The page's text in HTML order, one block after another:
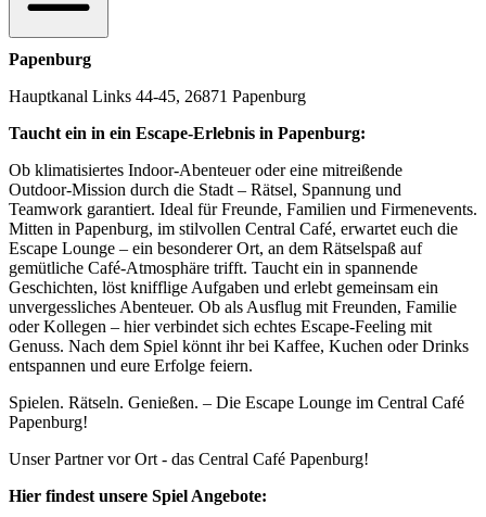
Papenburg
Hauptkanal Links 44-45, 26871 Papenburg
Taucht ein in ein Escape‑Erlebnis in Papenburg:
Ob klimatisiertes Indoor‑Abenteuer oder eine mitreißende
Outdoor‑Mission durch die Stadt – Rätsel, Spannung und
Teamwork garantiert. Ideal für Freunde, Familien und Firmenevents.
Mitten in Papenburg, im stilvollen Central Café, erwartet euch die
Escape Lounge – ein besonderer Ort, an dem Rätselspaß auf
gemütliche Café-Atmosphäre trifft. Taucht ein in spannende
Geschichten, löst knifflige Aufgaben und erlebt gemeinsam ein
unvergessliches Abenteuer. Ob als Ausflug mit Freunden, Familie
oder Kollegen – hier verbindet sich echtes Escape-Feeling mit
Genuss. Nach dem Spiel könnt ihr bei Kaffee, Kuchen oder Drinks
entspannen und eure Erfolge feiern.
Spielen. Rätseln. Genießen. – Die Escape Lounge im Central Café
Papenburg!
Unser Partner vor Ort - das Central Café Papenburg!
Hier findest unsere Spiel Angebote: